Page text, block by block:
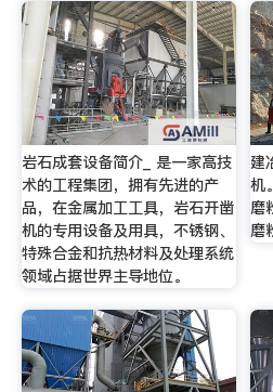
岩石成套设备简介_ 是一家高技
术的工程集团，拥有先进的产
品，在金属加工工具，岩石开凿
机的专用设备及用具，不锈钢、
特殊合金和抗热材料及处理系统
领域占据世界主导地位。
建
机
磨
磨